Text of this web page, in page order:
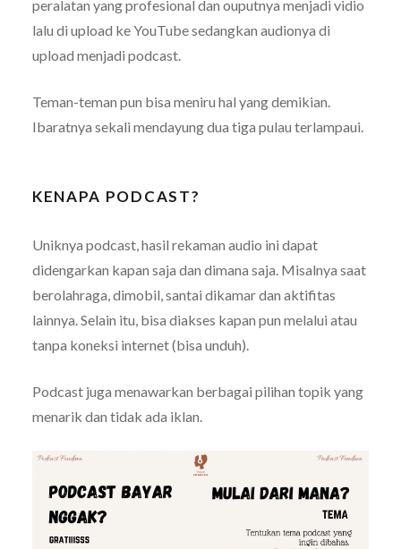
peralatan yang profesional dan ouputnya menjadi vidio
lalu di upload ke YouTube sedangkan audionya di
upload menjadi podcast.
Teman-teman pun bisa meniru hal yang demikian.
Ibaratnya sekali mendayung dua tiga pulau terlampaui.
KENAPA PODCAST?
Uniknya podcast, hasil rekaman audio ini dapat
didengarkan kapan saja dan dimana saja. Misalnya saat
berolahraga, dimobil, santai dikamar dan aktifitas
lainnya. Selain itu, bisa diakses kapan pun melalui atau
tanpa koneksi internet (bisa unduh).
Podcast juga menawarkan berbagai pilihan topik yang
menarik dan tidak ada iklan.